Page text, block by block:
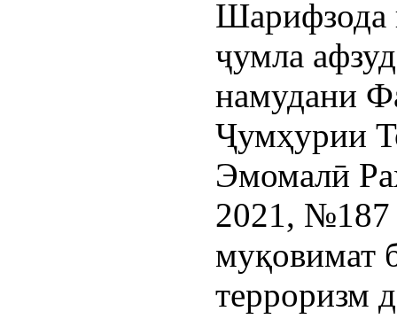
Шарифзода
ҷумла
намудани
Ҷумҳурии
Эмомалӣ
2021, №187
муқовимат
терроризм